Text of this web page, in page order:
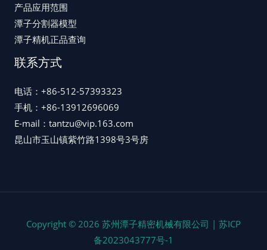
产品应用范围
潭子分割器模型
潭子精机正品查询
联系方式
电话：+86-512-57393323
手机：+86-13912696069
E-mail：tantzu@vip.163.com
昆山市玉山镇紫竹路1398号3号房
Copyright © 2026 苏州潭子精密机械有限公司 | 苏ICP
备2023043777号-1